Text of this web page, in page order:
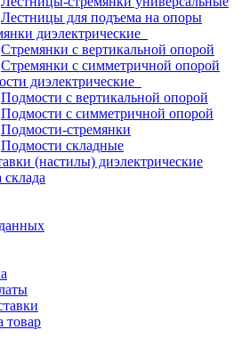
Лестницы для подъема на опоры
диэлектрические
Стремянки с вертикальной опорой
Стремянки с симметричной опорой
диэлектрические
Подмости с вертикальной опорой
Подмости с симметричной опорой
Подмости-стремянки
Подмости складные
(настилы) диэлектрические
товар